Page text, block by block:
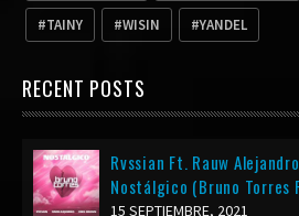
TAINY WISIN YANDEL
RECENT POSTS
Rvssian Ft. Rauw
Nostálgico (Bruno Torres
15 SEPTIEMBRE, 2021